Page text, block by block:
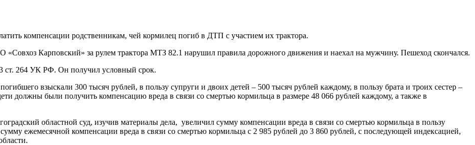
компенсации родственникам, чей кормилец погиб в ДТП с участием их трактора.
«Совхоз Карповский» за рулем трактора МТЗ 82.1 нарушил правила дорожного движения и наехал на мужчину. Пешеход скончался.
ст. 264 УК РФ. Он получил условный срок.
взыскали 300 тысяч рублей, в пользу супруги и двоих детей – 500 тысяч рублей каждому, в пользу брата и троих сестер –
должны были получить компенсацию вреда в связи со смертью кормильца в размере 48 066 рублей каждому, а также в
областной суд, изучив материалы дела, увеличил сумму компенсации вреда в связи со смертью кормильца в пользу
ежемесячной компенсации вреда в связи со смертью кормильца с 2 985 рублей до 3 860 рублей, с последующей индексацией,